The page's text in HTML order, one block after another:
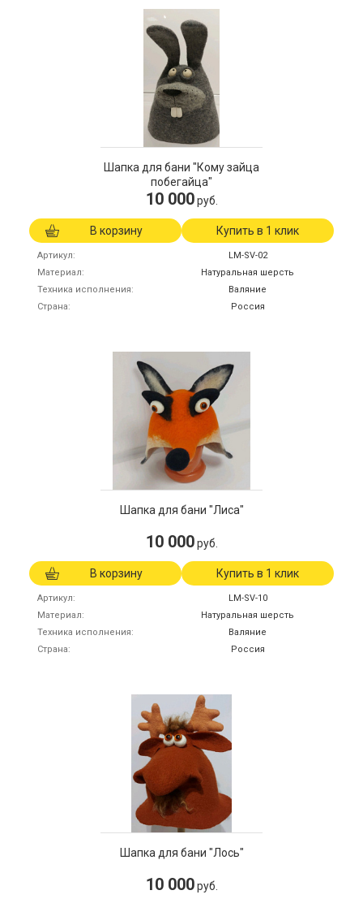
Шапка для бани "Кому зайца
побегайца"
10 000 руб.
В корзину Купить в 1 клик
Артикул
LM-SV-02
Материал
Натуральная шерсть
Техника исполнения
Валяние
Страна
Россия
Шапка для бани "Лиса"
10 000 руб.
В корзину Купить в 1 клик
Артикул
LM-SV-10
Материал
Натуральная шерсть
Техника исполнения
Валяние
Страна
Россия
Шапка для бани "Лось"
10 000 руб.